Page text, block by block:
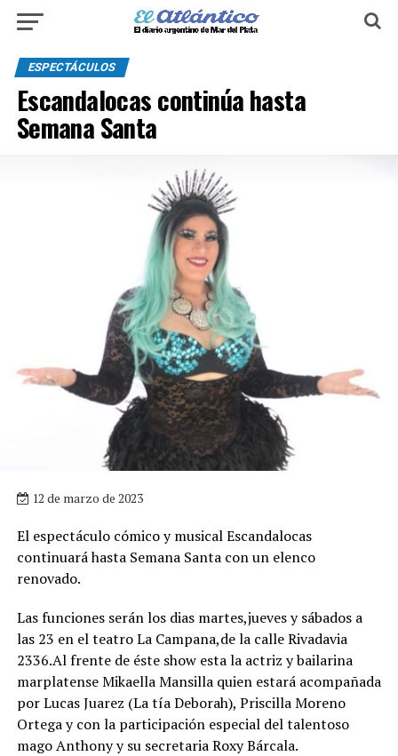
ESPECTÁCULOS
Escandalocas continúa hasta
Semana Santa
12 de marzo de 2023
El espectáculo cómico y musical Escandalocas
continuará hasta Semana Santa con un elenco
renovado.
Las funciones serán los dias martes,jueves y sábados a
las 23 en el teatro La Campana,de la calle Rivadavia
2336.Al frente de éste show esta la actriz y bailarina
marplatense Mikaella Mansilla quien estará acompañada
por Lucas Juarez (La tía Deborah), Priscilla Moreno
Ortega y con la participación especial del talentoso
mago Anthony y su secretaria Roxy Bárcala.